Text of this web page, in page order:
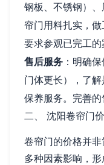
钢板、不锈钢）
帘门用料扎实，
要求参观已完工的
售后服务 ：明确
门体更长），了
保养服务。完善的
二、 沈阳卷帘门
卷帘门的价格并非
多种因素影响，